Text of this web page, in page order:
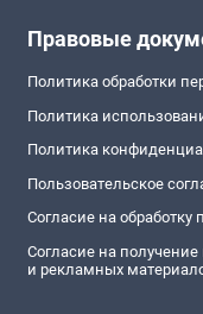
Правовые
Политика обработки
Политика
Политика
Пользовательское
Согласие на
Согласие на
и рекламных